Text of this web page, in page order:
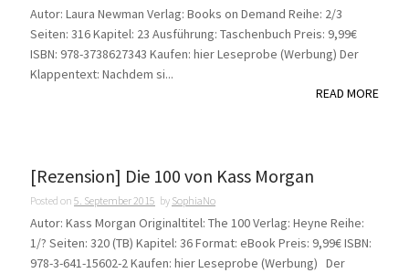
Autor: Laura Newman Verlag: Books on Demand Reihe: 2/3
Seiten: 316 Kapitel: 23 Ausführung: Taschenbuch Preis: 9,99€
ISBN: 978-3738627343 Kaufen: hier Leseprobe (Werbung) Der
Klappentext: Nachdem si...
READ MORE
[Rezension] Die 100 von Kass Morgan
Posted on 5. September 2015 by SophiaNo
Autor: Kass Morgan Originaltitel: The 100 Verlag: Heyne Reihe:
1/? Seiten: 320 (TB) Kapitel: 36 Format: eBook Preis: 9,99€ ISBN:
978-3-641-15602-2 Kaufen: hier Leseprobe (Werbung) Der